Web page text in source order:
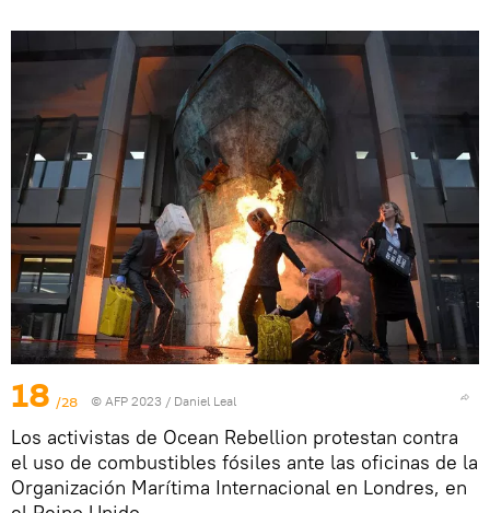
18 /28 © AFP 2023 / Daniel Leal
Los activistas de Ocean Rebellion protestan contra
el uso de combustibles fósiles ante las oficinas de la
Organización Marítima Internacional en Londres, en